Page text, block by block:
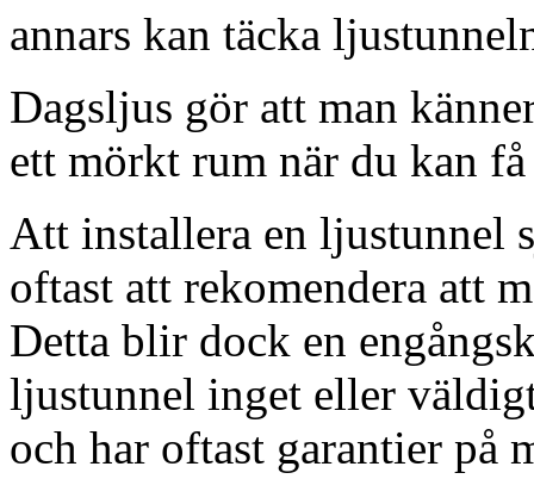
annars kan täcka
Dagsljus gör att man
ett mörkt rum när du kan
Att installera en ljustunnel
oftast att rekomendera att
Detta blir dock en
ljustunnel inget eller
och har oftast garantier på